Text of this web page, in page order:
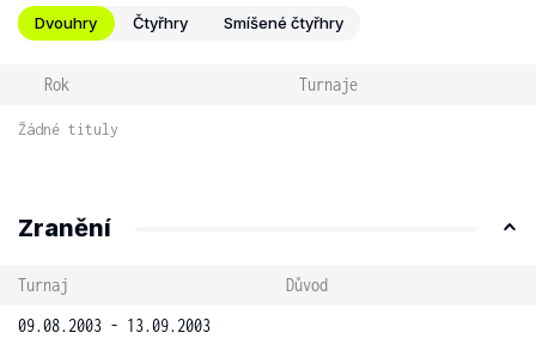
Dvouhry Čtyřhry Smíšené čtyřhry
Rok Turnaje
Žádné tituly
Zranění
Turnaj
Důvod
09.08.2003 - 13.09.2003